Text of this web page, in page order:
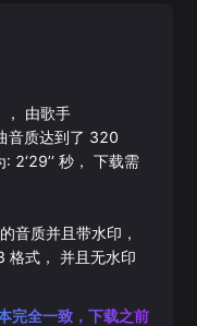
， 由歌手
音质达到了 320
: 2‘29’‘秒， 下载需
音质并且带水印，
格式， 并且无水印
完全一致，下载之前